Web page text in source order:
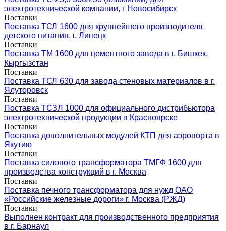
электротехнической компании, г Новосибирск
Поставки
Поставка ТСЛ 1600 для крупнейшего производителя
детского питания, г. Липецк
Поставки
Поставка ТМ 1600 для цементного завода в г. Бишкек,
Кыргызстан
Поставки
Поставка ТСЛ 630 для завода стеновых материалов в г.
Ялуторовск
Поставки
Поставка ТСЗЛ 1000 для официального дистрибьютора
электротехнической продукции в Красноярске
Поставки
Поставка дополнительных модулей КТП для аэропорта в
Якутию
Поставки
Поставка силового трансформатора ТМГФ 1600 для
производства конструкций в г. Москва
Поставки
Поставка печного трансформатора для нужд ОАО
«Российские железные дороги» г. Москва (РЖД)
Поставки
Выполнен контракт для производственного предприятия
в г. Барнаул